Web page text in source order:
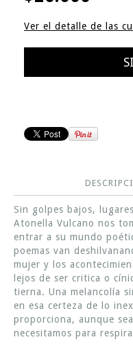
Ver el detalle de las
Sin golpes bajos,
Atonella Vulcano nos
entrar a su mundo
poemas van
mujer y los
lejos de ser critica o
tierna. Una melancolía
en esa certeza de lo
proporciona, aunque
necesitamos para